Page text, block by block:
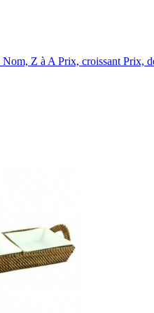
Nom, Z à A Prix, croissant Prix,